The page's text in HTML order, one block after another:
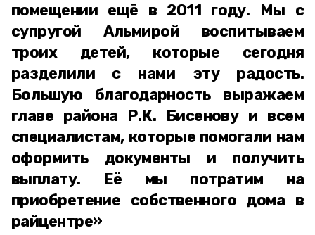
помещении ещё в 2011 году. Мы с
супругой Альмирой воспитываем
троих детей, которые сегодня
разделили с нами эту радость.
Большую благодарность выражаем
главе района Р.К. Бисенову и всем
специалистам, которые помогали нам
оформить документы и получить
выплату. Её мы потратим на
приобретение собственного дома в
райцентре»